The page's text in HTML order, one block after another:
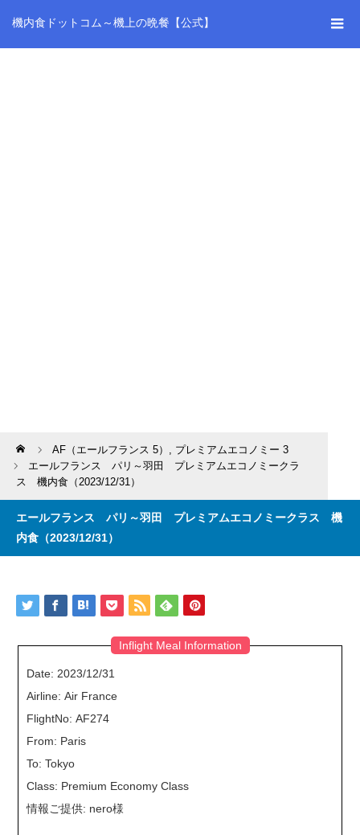
機内食ドットコム～機上の晩餐【公式】
Home AF（エールフランス 5） , プレミアムエコノミー 3
エールフランス パリ～羽田 プレミアムエコノミークラ
ス 機内食（2023/12/31）
エールフランス パリ～羽田 プレミアムエコノミークラス 機
内食（2023/12/31）
Inflight Meal Information
Date: 2023/12/31
Airline: Air France
FlightNo: AF274
From: Paris
To: Tokyo
Class: Premium Economy Class
情報ご提供: nero様